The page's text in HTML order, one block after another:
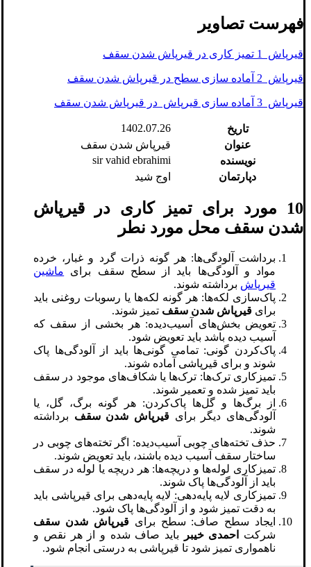
فهرست تصاویر
قیرپاش 1 تمیز کاری در قیرپاش شدن سقف
قیرپاش 2 آماده سازی سطح در قیرپاش شدن سقف
قیرپاش 3 آماده سازی قیرپاش در قیرپاش شدن سقف
تاریخ
1402.07.26
عنوان
قیرپاش شدن سقف
نویسنده
sir vahid ebrahimi
دپارتمان
اوج شید
10 مورد برای تمیز کاری در قیرپاش
شدن سقف محل مورد نطر
برداشت آلودگی‌ها: هر گونه ذرات گرد و غبار، خرده
مواد و آلودگی‌ها باید از سطح سقف برای ماشین
قیرپاش برداشته شوند.
پاک‌سازی لکه‌ها: هر گونه لکه‌ها یا رسوبات روغنی باید
برای قیرپاش شدن سقف تمیز شوند.
تعویض بخش‌های آسیب‌دیده: هر بخشی از سقف که
آسیب دیده باشد باید تعویض شود.
پاک‌کردن گونی: تمامی گونی‌ها باید از آلودگی‌ها پاک
شوند و برای قیرپاشی آماده شوند.
تمیزکاری ترک‌ها: ترک‌ها یا شکاف‌های موجود در سقف
باید تمیز شده و تعمیر شوند.
از برگ‌ها و گل‌ها پاک‌کردن: هر گونه برگ، گل، یا
آلودگی‌های دیگر برای قیرپاش شدن سقف برداشته
شوند.
حذف تخته‌های چوبی آسیب‌دیده: اگر تخته‌های چوبی در
ساختار سقف آسیب دیده باشند، باید تعویض شوند.
تمیزکاری لوله‌ها و دریچه‌ها: هر دریچه یا لوله در سقف
باید از آلودگی‌ها پاک شوند.
تمیزکاری لایه پایه‌دهی: لایه پایه‌دهی برای قیرپاشی باید
به دقت تمیز شود و از آلودگی‌ها پاک شود.
ایجاد سطح صاف: سطح برایقیرپاش شدن سقف
شرکت
احمدی خیبر
باید صاف شده و از هر نقص و
ناهمواری تمیز شود تا قیرپاشی به درستی انجام شود.